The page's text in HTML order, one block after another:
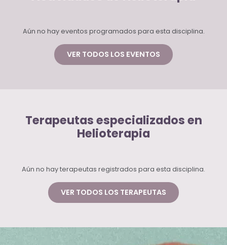
Aún no hay eventos programados para esta disciplina.
VER TODOS LOS EVENTOS
Terapeutas especializados en
Helioterapia
Aún no hay terapeutas registrados para esta disciplina.
VER TODOS LOS TERAPEUTAS